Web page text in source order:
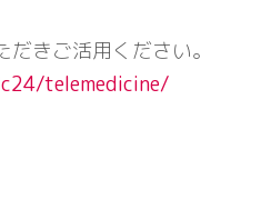
きご活用ください。
telemedicine/